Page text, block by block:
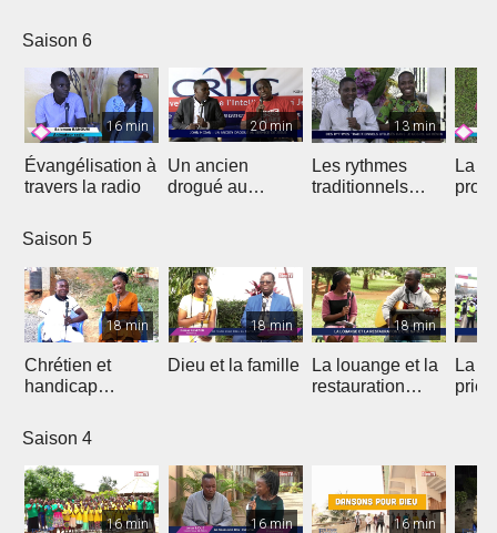
Saison 6
16 min
Évangélisation à
travers la radio
20 min
Un ancien
drogué au
13 min
Les rythmes
traditionnels
La
Saison 5
18 min
Chrétien et
handicap
18 min
Dieu et la famille
18 min
La louange et la
restauration
La
Saison 4
16 min 16 min 16 min